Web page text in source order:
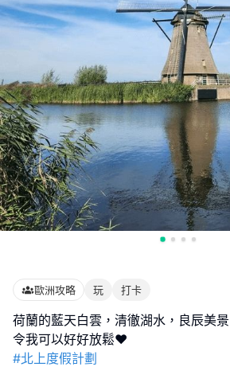
歐洲攻略 玩 打卡
荷蘭的藍天白雲，清徹湖水，良辰美
#北上度假計劃